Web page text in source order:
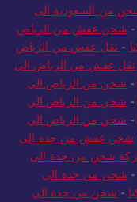
من السعودية الى
- شحن عفش من الرياض
- نقل عفش من الرياض
نقل عفش من الرياض الى
- شحن من الرياض الى
- شحن من الرياض الي
- شحن من الرياض الي
شحن عفش من جدة الى
شحن من جدة الى
- شحن من جدة الى
- شحن من جدة الي